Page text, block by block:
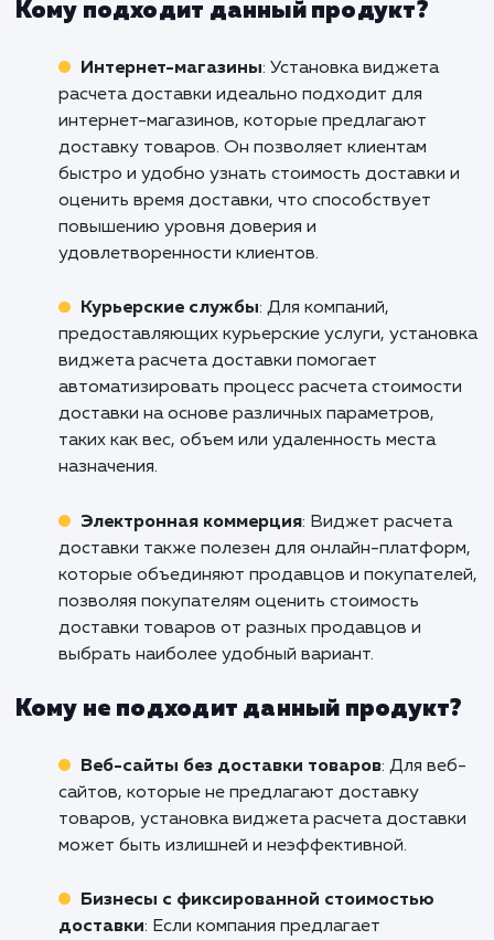
инструмент для увеличения
и продаж на вашем сайте.
Не упускайте возможность улучшить
бизнес и увеличить продажи с
уже сегодня, чтобы обсудить, как мы
помочь вам улучшить опыт покупок
клиентов и увеличить вашу прибыль.
Кому подходит данный продукт?
Интернет-магазины: Установка виджета
расчета доставки идеально подходит для
интернет-магазинов, которые предлагают
доставку товаров. Он позволяет клиентам
быстро и удобно узнать стоимость
оценить время доставки, что способствует
повышению уровня доверия и
удовлетворенности клиентов.
Курьерские службы: Для компаний,
предоставляющих курьерские услуги,
виджета расчета доставки помогает
доставки на основе различных параметров,
таких как вес, объем или удаленность места